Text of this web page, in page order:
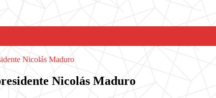
Nicolás Maduro
Nicolás Maduro